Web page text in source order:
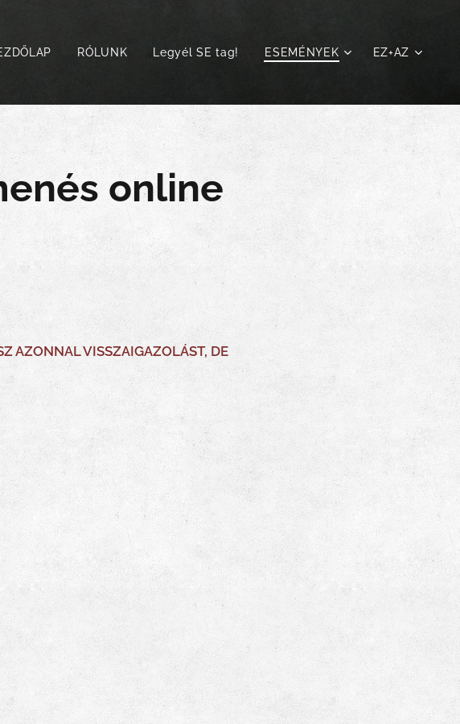
RÓLUNK Legyél SE tag! ESEMÉNYEK EZ+AZ
online
AZONNAL VISSZAIGAZOLÁST, DE